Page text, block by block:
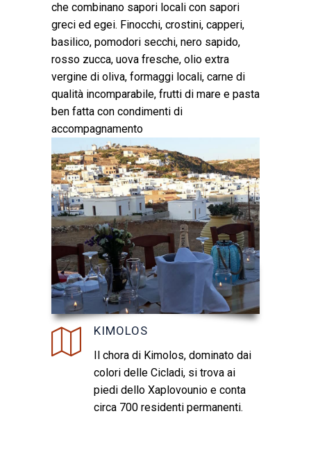
che combinano sapori locali con sapori
greci ed egei. Finocchi, crostini, capperi,
basilico, pomodori secchi, nero sapido,
rosso zucca, uova fresche, olio extra
vergine di oliva, formaggi locali, carne di
qualità incomparabile, frutti di mare e pasta
ben fatta con condimenti di
accompagnamento
KIMOLOS
Il chora di Kimolos, dominato dai
colori delle Cicladi, si trova ai
piedi dello Xaplovounio e conta
circa 700 residenti permanenti.